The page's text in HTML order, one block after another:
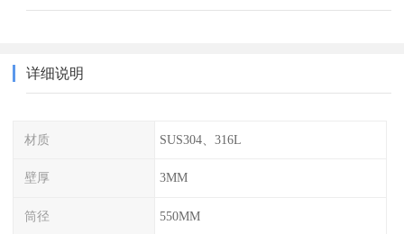
详细说明
材质 SUS304、316L
壁厚 3MM
筒径 550MM